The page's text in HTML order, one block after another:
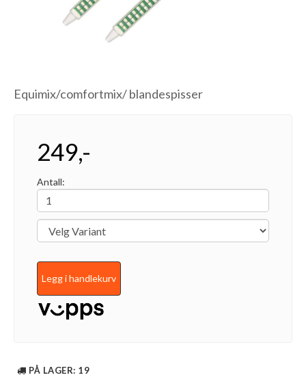
Equimix/comfortmix/ blandespisser
249,-
Antall:
Legg i handlekurv
PÅ LAGER: 19